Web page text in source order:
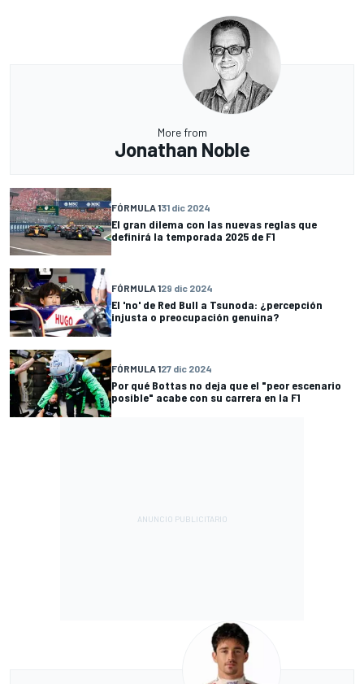
More from
Jonathan Noble
FÓRMULA 131 dic 2024
El gran dilema con las nuevas reglas que
definirá la temporada 2025 de F1
FÓRMULA 129 dic 2024
El 'no' de Red Bull a Tsunoda: ¿percepción
injusta o preocupación genuina?
FÓRMULA 127 dic 2024
Por qué Bottas no deja que el "peor escenario
posible" acabe con su carrera en la F1